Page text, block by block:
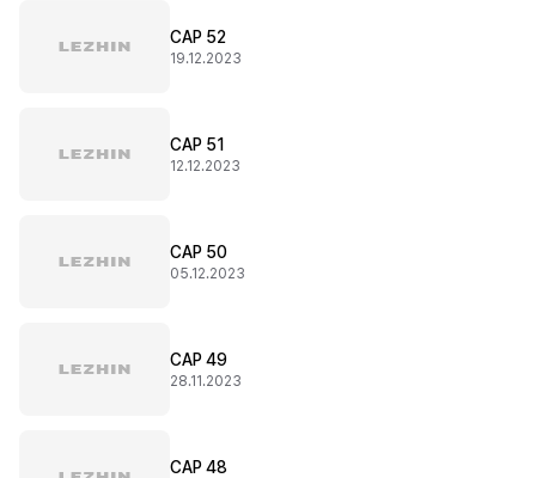
CAP 52
19.12.2023
CAP 51
12.12.2023
CAP 50
05.12.2023
CAP 49
28.11.2023
CAP 48